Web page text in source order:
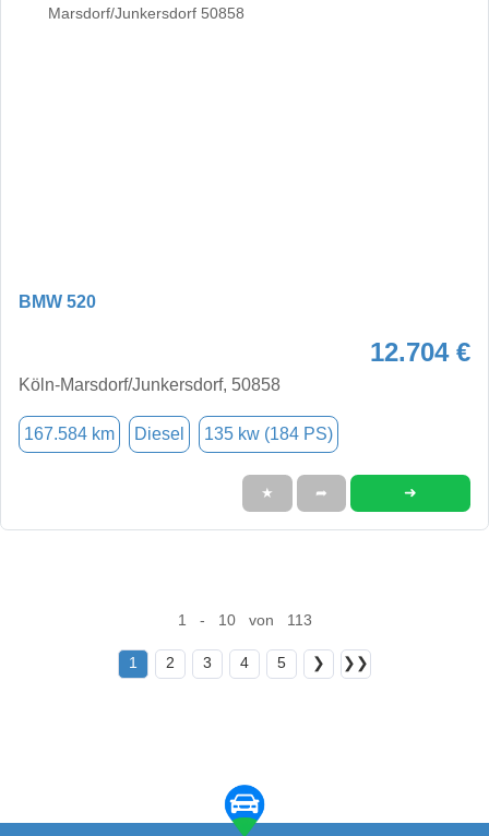
BMW 520
12.704 €
Köln-Marsdorf/Junkersdorf, 50858
167.584 km Diesel 135 kw (184 PS)
★ ➦ ➜
1 - 10 von 113
1 2 3 4 5 ❯ ❯❯